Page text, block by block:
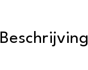
Beschrijving